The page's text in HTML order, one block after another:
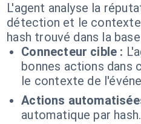
L'agent analyse la
détection et le
hash trouvé dans la
Connecteur cible :
bonnes actions dans
le contexte de
Actions
automatique par